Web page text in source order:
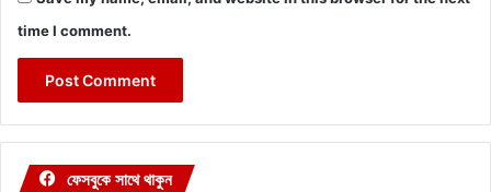
time I comment.
ফেসবুকে সাথে থাকুন